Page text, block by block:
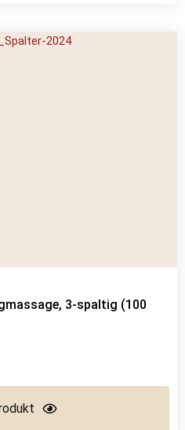
3-spaltig (100